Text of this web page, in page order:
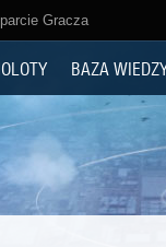
Gracza
BAZA